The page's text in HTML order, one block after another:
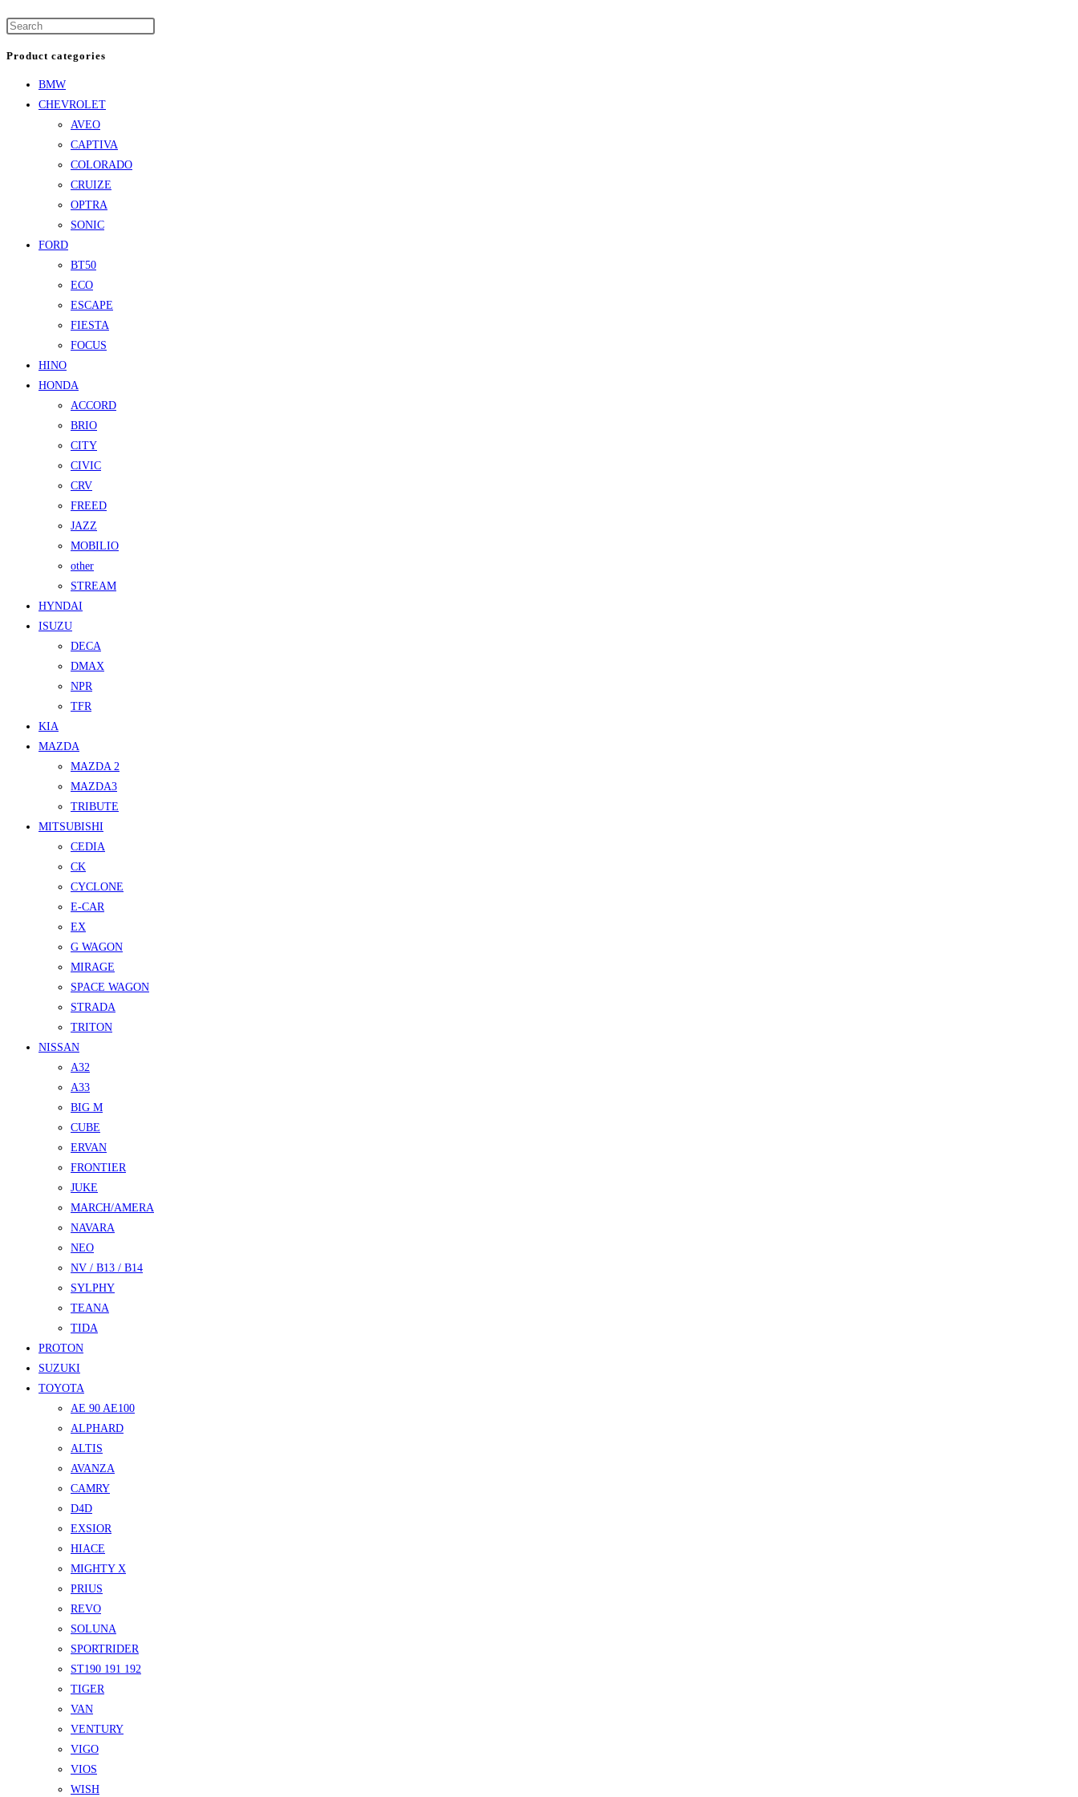
Product categories
BMW
CHEVROLET
AVEO
CAPTIVA
COLORADO
CRUIZE
OPTRA
SONIC
FORD
BT50
ECO
ESCAPE
FIESTA
FOCUS
HINO
HONDA
ACCORD
BRIO
CITY
CIVIC
CRV
FREED
JAZZ
MOBILIO
other
STREAM
HYNDAI
ISUZU
DECA
DMAX
NPR
TFR
KIA
MAZDA
MAZDA 2
MAZDA3
TRIBUTE
MITSUBISHI
CEDIA
CK
CYCLONE
E-CAR
EX
G WAGON
MIRAGE
SPACE WAGON
STRADA
TRITON
NISSAN
A32
A33
BIG M
CUBE
ERVAN
FRONTIER
JUKE
MARCH/AMERA
NAVARA
NEO
NV / B13 / B14
SYLPHY
TEANA
TIDA
PROTON
SUZUKI
TOYOTA
AE 90 AE100
ALPHARD
ALTIS
AVANZA
CAMRY
D4D
EXSIOR
HIACE
MIGHTY X
PRIUS
REVO
SOLUNA
SPORTRIDER
ST190 191 192
TIGER
VAN
VENTURY
VIGO
VIOS
WISH